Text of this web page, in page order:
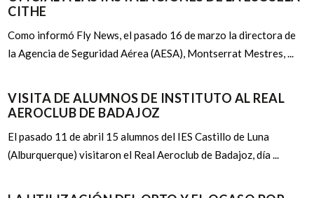
CITHE
Como informó Fly News, el pasado 16 de marzo la directora de
la Agencia de Seguridad Aérea (AESA), Montserrat Mestres, ...
VISITA DE ALUMNOS DE INSTITUTO AL REAL
AEROCLUB DE BADAJOZ
El pasado 11 de abril 15 alumnos del IES Castillo de Luna
(Alburquerque) visitaron el Real Aeroclub de Badajoz, día ...